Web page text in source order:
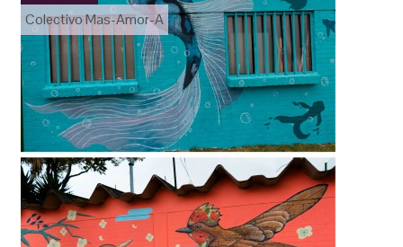
Colectivo Mas-Amor-A